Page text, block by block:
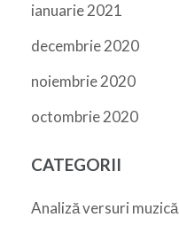
ianuarie 2021
decembrie 2020
noiembrie 2020
octombrie 2020
CATEGORII
Analiză versuri muzică